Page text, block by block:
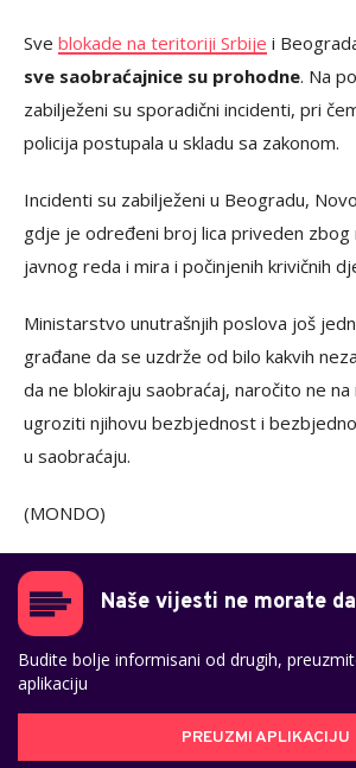
Sve blokade na teritoriji Srbije i
sve saobraćajnice su prohodne. Na
zabilježeni su sporadični incidenti, pri
policija postupala u skladu sa zakonom.
Incidenti su zabilježeni u Beogradu,
gdje je određeni broj lica priveden zbog
javnog reda i mira i počinjenih krivičnih
Ministarstvo unutrašnjih poslova još
građane da se uzdrže od bilo kakvih
da ne blokiraju saobraćaj, naročito ne na
ugroziti njihovu bezbjednost i
u saobraćaju.
(MONDO)
Naše vijesti ne morate
Budite bolje informisani od drugih,
aplikaciju
PREUZMI APLIKACIJU